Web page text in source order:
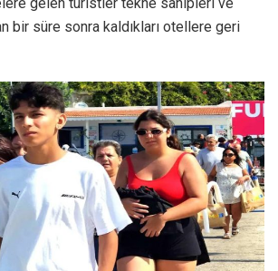
bir süre sonra kaldıkları otellere geri